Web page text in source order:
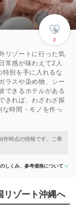
2
リゾートに行った気
常感が味わえて2人
別を手に入れるな
ラスや染め物、シー
できるホテルがある
きれば、わざわざ探
時間・モノを作っ
しくみ、参考価格について
リゾート沖縄へ